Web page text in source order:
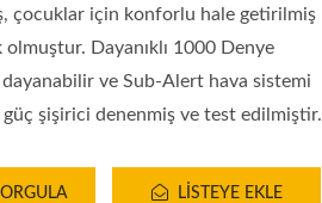
çocuklar için konforlu hale getirilmiş
Dayanıklı 1000 Denye
ve Sub-Alert hava sistemi
şişirici denenmiş ve test edilmiştir.
LISTEYE EKLE